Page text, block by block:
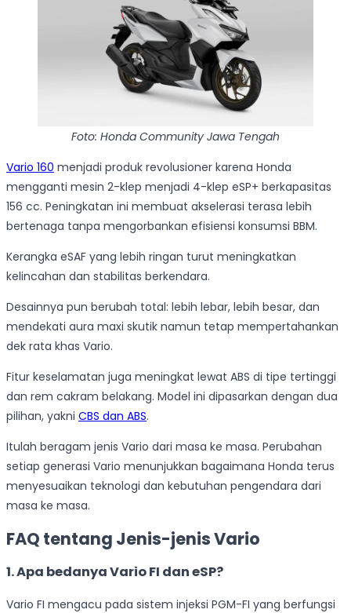
Foto: Honda Community Jawa Tengah
Vario 160 menjadi produk revolusioner karena Honda
mengganti mesin 2-klep menjadi 4-klep eSP+ berkapasitas
156 cc. Peningkatan ini membuat akselerasi terasa lebih
bertenaga tanpa mengorbankan efisiensi konsumsi BBM.
Kerangka eSAF yang lebih ringan turut meningkatkan
kelincahan dan stabilitas berkendara.
Desainnya pun berubah total: lebih lebar, lebih besar, dan
mendekati aura maxi skutik namun tetap mempertahankan
dek rata khas Vario.
Fitur keselamatan juga meningkat lewat ABS di tipe tertinggi
dan rem cakram belakang. Model ini dipasarkan dengan dua
pilihan, yakni CBS dan ABS.
Itulah beragam jenis Vario dari masa ke masa. Perubahan
setiap generasi Vario menunjukkan bagaimana Honda terus
menyesuaikan teknologi dan kebutuhan pengendara dari
masa ke masa.
FAQ tentang Jenis-jenis Vario
1. Apa bedanya Vario FI dan eSP?
Vario FI mengacu pada sistem injeksi PGM-FI yang berfungsi